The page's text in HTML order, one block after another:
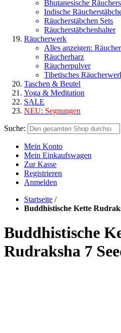
Bhutanesische
Indische
Räucherstäbchen Sets
Räucherstäbchenhalter
Räucherwerk
Alles anzeigen:
Räucherharz
Räucherpulver
Tibetisches
Taschen & Beutel
Yoga & Meditation
SALE
NEU: Segnungen
Suche:
Mein Konto
Mein Einkaufswagen
Zur Kasse
Registrieren
Anmelden
Startseite /
Buddhistische Kette
Buddhistische
Rudraksha 7